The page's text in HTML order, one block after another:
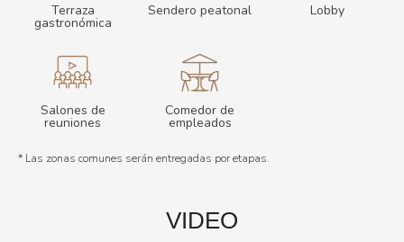
Terraza
gastronómica
Sendero peatonal Lobby
Salones de
reuniones
Comedor de
empleados
* Las zonas comunes serán entregadas por etapas.
VIDEO